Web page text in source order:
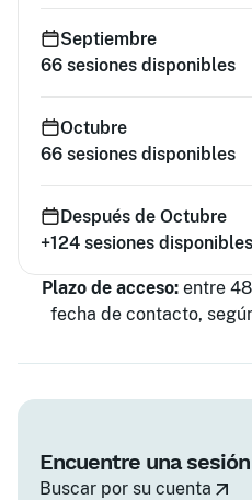
Septiembre
66 sesiones disponibles
Octubre
66 sesiones disponibles
Después de Octubre
+124 sesiones disponibles
Plazo de acceso:entre 48
fecha de contacto,
Encuentre una
Buscar por su cuenta